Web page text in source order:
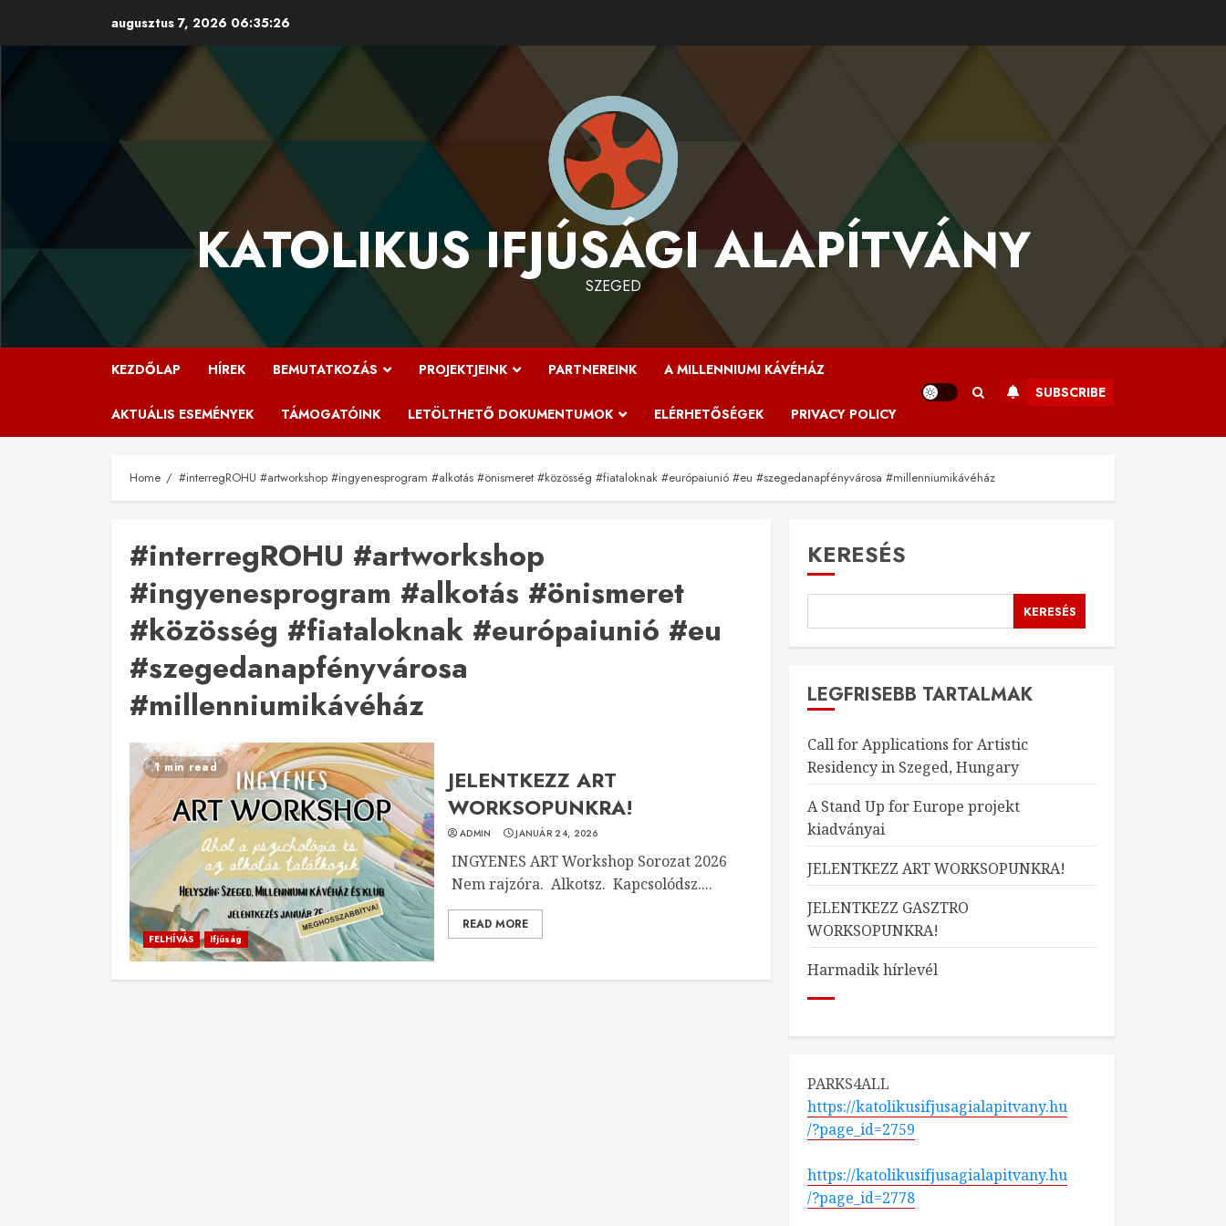
augusztus 7, 2026 06:35:27
KATOLIKUS IFJÚSÁGI ALAPÍTVÁNY
SZEGED
KEZDŐLAP HÍREK BEMUTATKOZÁS PROJEKTJEINK PARTNEREINK A MILLENNIUMI KÁVÉHÁZ
AKTUÁLIS ESEMÉNYEK TÁMOGATÓINK LETÖLTHETŐ DOKUMENTUMOK ELÉRHETŐSÉGEK PRIVACY POLICY
SUBSCRIBE
Home #interregROHU #artworkshop #ingyenesprogram #alkotás #önismeret #közösség #fiataloknak #európaiunió #eu #szegedanapfényvárosa #millenniumikávéház
#interregROHU #artworkshop
#ingyenesprogram #alkotás #önismeret
#közösség #fiataloknak #európaiunió #eu
#szegedanapfényvárosa
#millenniumikávéház
1 min read
FELHÍVÁS Ifjúság
JELENTKEZZ ART
WORKSOPUNKRA!
ADMIN JANUÁR 24, 2026
INGYENES ART Workshop Sorozat 2026
Nem rajzóra. Alkotsz. Kapcsolódsz....
READ MORE
KERESÉS
KERESÉS
LEGFRISEBB TARTALMAK
Call for Applications for Artistic
Residency in Szeged, Hungary
A Stand Up for Europe projekt
kiadványai
JELENTKEZZ ART WORKSOPUNKRA!
JELENTKEZZ GASZTRO
WORKSOPUNKRA!
Harmadik hírlevél
PARKS4ALL
https://katolikusifjusagialapitvany.hu
/?page_id=2759
https://katolikusifjusagialapitvany.hu
/?page_id=2778